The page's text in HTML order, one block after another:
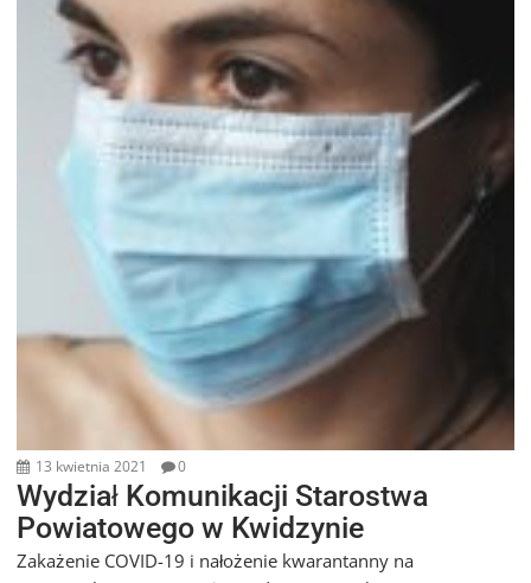
13 kwietnia 2021 0
Wydział Komunikacji Starostwa
Powiatowego w Kwidzynie
Zakażenie COVID-19 i nałożenie kwarantanny na